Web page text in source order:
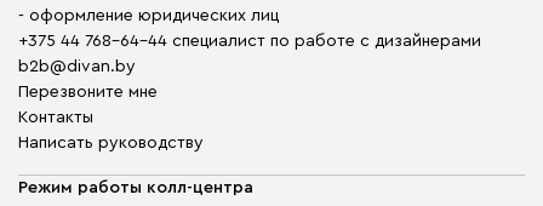
- оформление юридических лиц
+375 44 768-64-44 специалист по работе с дизайнерами
b2b@divan.by
Перезвоните мне
Контакты
Написать руководству
Режим работы колл-центра